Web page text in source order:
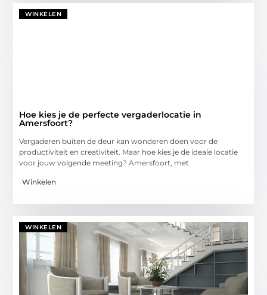
WINKELEN
Hoe kies je de perfecte vergaderlocatie in
Amersfoort?
Vergaderen buiten de deur kan wonderen doen voor de
productiviteit en creativiteit. Maar hoe kies je de ideale locatie
voor jouw volgende meeting? Amersfoort, met
Winkelen
WINKELEN